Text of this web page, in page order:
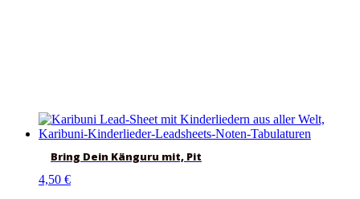
Bring Dein Känguru mit, Pit
4,50 €